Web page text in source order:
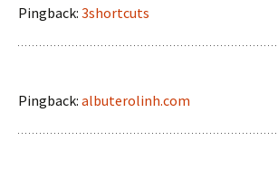
Pingback: 3shortcuts
Pingback: albuterolinh.com